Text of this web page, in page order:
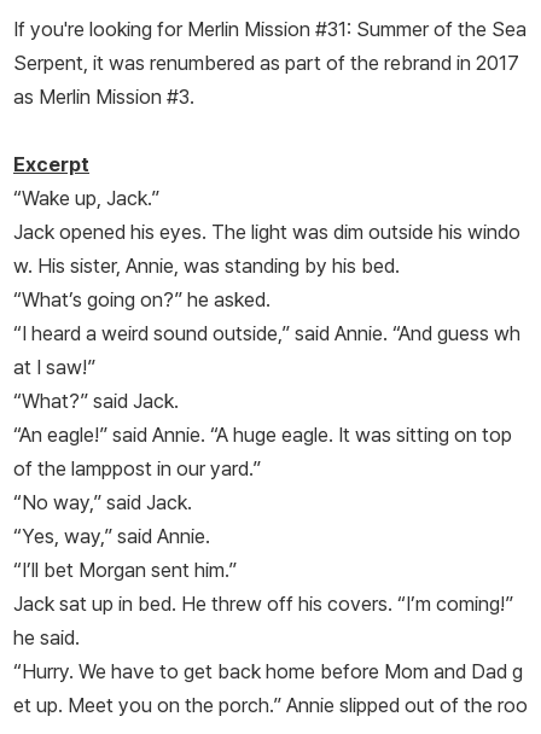
If you're looking for Merlin Mission #31: Summer of the Sea
Serpent, it was renumbered as part of the rebrand in 2017
as Merlin Mission #3.
Excerpt
“Wake up, Jack.”
Jack opened his eyes. The light was dim outside his windo
w. His sister, Annie, was standing by his bed.
“What’s going on?” he asked.
“I heard a weird sound outside,” said Annie. “And guess wh
at I saw!”
“What?” said Jack.
“An eagle!” said Annie. “A huge eagle. It was sitting on top
of the lamppost in our yard.”
“No way,” said Jack.
“Yes, way,” said Annie.
“I’ll bet Morgan sent him.”
Jack sat up in bed. He threw off his covers. “I’m coming!”
he said.
“Hurry. We have to get back home before Mom and Dad g
et up. Meet you on the porch.” Annie slipped out of the roo